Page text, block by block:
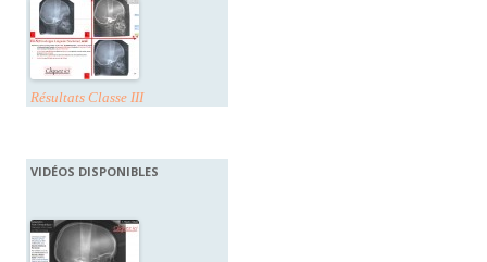
Résultats Classe III
VIDÉOS DISPONIBLES